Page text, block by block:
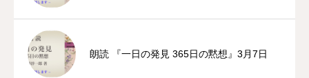
朗読 『一日の発見 365日の黙想』3月7日